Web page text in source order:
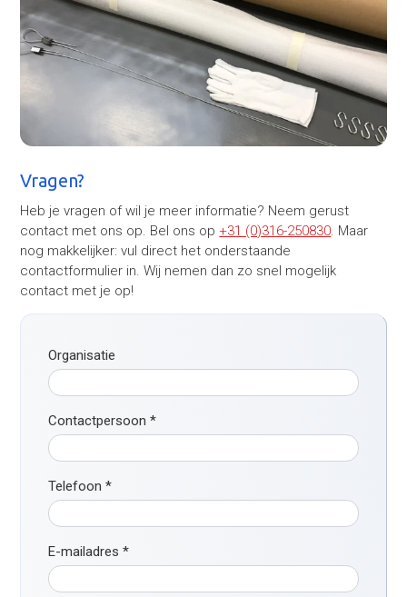
Vragen?
Heb je vragen of wil je meer informatie? Neem gerust
contact met ons op. Bel ons op +31 (0)316-250830. Maar
nog makkelijker: vul direct het onderstaande
contactformulier in. Wij nemen dan zo snel mogelijk
contact met je op!
Organisatie
Contactpersoon*
Telefoon*
E-mailadres*